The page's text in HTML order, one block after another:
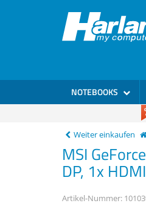
NOTEBOOKS
Weiter einkaufen
MSI
DP, 1x
Artikel-Nummer: